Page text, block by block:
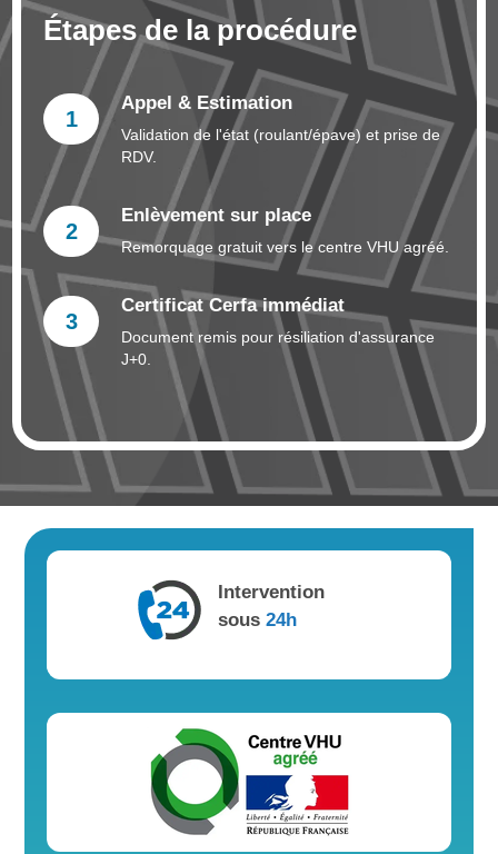
Étapes de la procédure
1
Appel & Estimation
Validation de l'état (roulant/épave) et prise de
RDV.
2
Enlèvement sur place
Remorquage gratuit vers le centre VHU agréé.
3
Certificat Cerfa immédiat
Document remis pour résiliation d'assurance
J+0.
Intervention
sous 24h